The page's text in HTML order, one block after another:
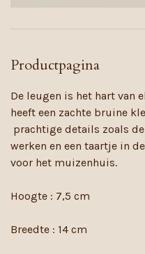
Productpagina
De leugen is het hart van
heeft een zachte bruine
prachtige details zoals
werken en een taartje in
voor het muizenhuis.
Hoogte : 7,5 cm
Breedte : 14 cm